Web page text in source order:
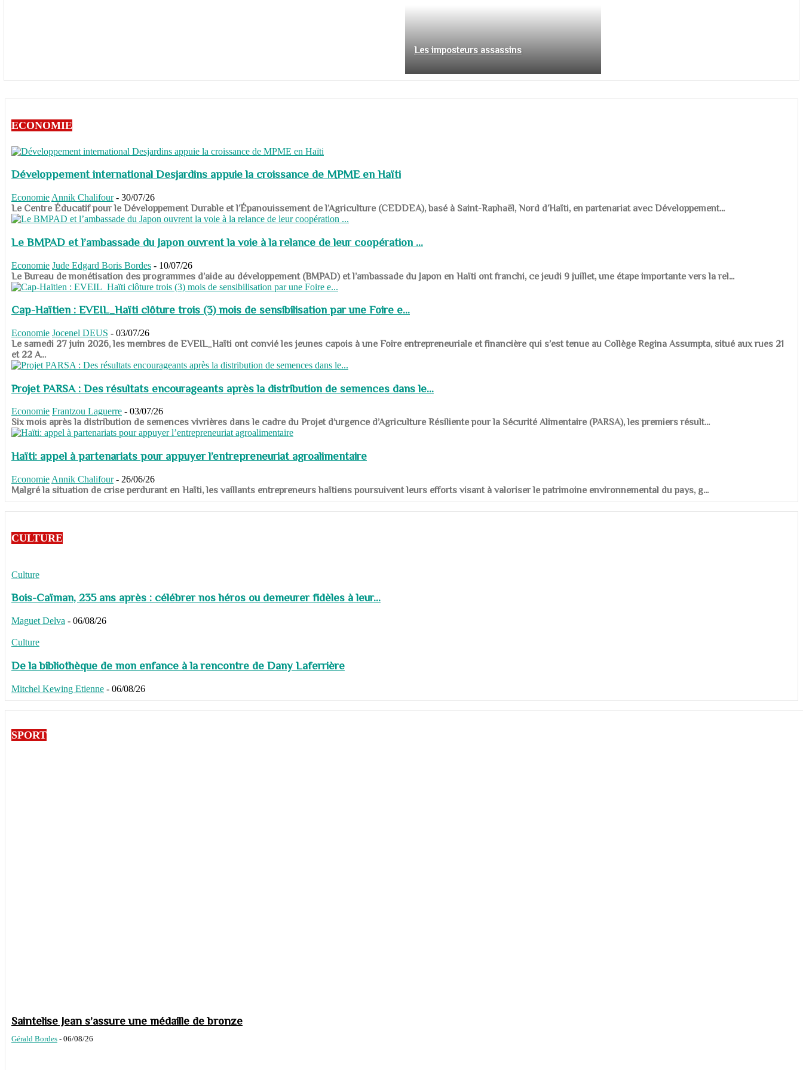
Les imposteurs assassins
ECONOMIE
Développement international Desjardins appuie la croissance de MPME en Haïti
Economie Annik Chalifour - 30/07/26
​​​​​​​Le Centre Éducatif pour le Développement Durable et l’Épanouissement de l’Agriculture (CEDDEA), basé à Saint-Raphaël, Nord d’Haïti, en partenariat avec Développement...
Le BMPAD et l’ambassade du Japon ouvrent la voie à la relance de leur coopération ...
Economie Jude Edgard Boris Bordes - 10/07/26
​​​​​​​Le Bureau de monétisation des programmes d’aide au développement (BMPAD) et l’ambassade du Japon en Haïti ont franchi, ce jeudi 9 juillet, une étape importante vers la rel...
Cap-Haïtien : EVEIL_Haïti clôture trois (3) mois de sensibilisation par une Foire e...
Economie Jocenel DEUS - 03/07/26
Le samedi 27 juin 2026, les membres de EVEIL_Haïti ont convié les jeunes capois à une Foire entrepreneuriale et financière qui s’est tenue au Collège Regina Assumpta, situé aux rues 21
et 22 A...
Projet PARSA : Des résultats encourageants après la distribution de semences dans le...
Economie Frantzou Laguerre - 03/07/26
​​​​​​​Six mois après la distribution de semences vivrières dans le cadre du Projet d’urgence d’Agriculture Résiliente pour la Sécurité Alimentaire (PARSA), les premiers résult...
Haïti: appel à partenariats pour appuyer l’entrepreneuriat agroalimentaire
Economie Annik Chalifour - 26/06/26
​​​​​​​Malgré la situation de crise perdurant en Haïti, les vaillants entrepreneurs haïtiens poursuivent leurs efforts visant à valoriser le patrimoine environnemental du pays, g...
CULTURE
Culture
Bois-Caïman, 235 ans après : célébrer nos héros ou demeurer fidèles à leur...
Maguet Delva - 06/08/26
Culture
De la bibliothèque de mon enfance à la rencontre de Dany Laferrière
Mitchel Kewing Etienne - 06/08/26
SPORT
Saintelise Jean s’assure une médaille de bronze
Gérald Bordes - 06/08/26